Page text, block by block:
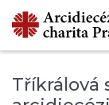
Tříkrálová